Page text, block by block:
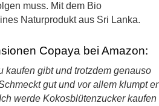
muss. Mit dem Bio
Naturprodukt aus Sri Lanka.
Copaya bei Amazon:
kaufen gibt und trotzdem genauso
gut und vor allem klumpt er
werde Kokosblütenzucker kaufen